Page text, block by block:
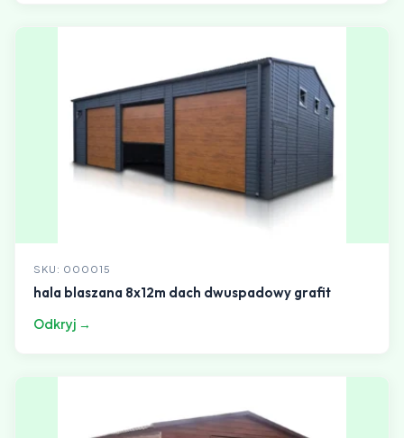
SKU: 000015
hala blaszana 8x12m dach dwuspadowy grafit
Odkryj →